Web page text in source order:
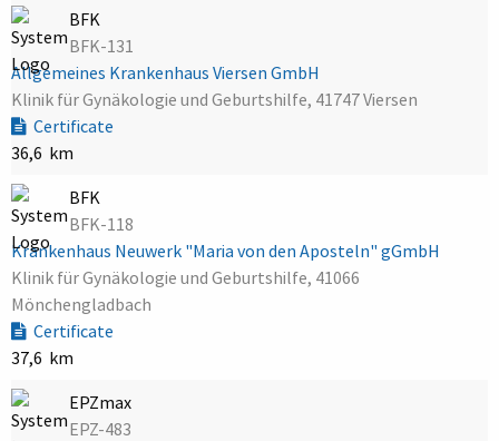
BFK
BFK-131
Allgemeines Krankenhaus Viersen GmbH
Klinik für Gynäkologie und Geburtshilfe, 41747 Viersen
Certificate
36,6 km
BFK
BFK-118
Krankenhaus Neuwerk "Maria von den Aposteln" gGmbH
Klinik für Gynäkologie und Geburtshilfe, 41066
Mönchengladbach
Certificate
37,6 km
EPZmax
EPZ-483